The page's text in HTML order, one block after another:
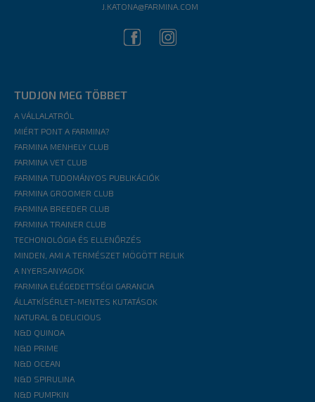
J.KATONA@FARMINA.COM
TUDJON MEG TÖBBET
A VÁLLALATRÓL
MIÉRT PONT A FARMINA?
FARMINA MENHELY CLUB
FARMINA VET CLUB
FARMINA TUDOMÁNYOS PUBLIKÁCIÓK
FARMINA GROOMER CLUB
FARMINA BREEDER CLUB
FARMINA TRAINER CLUB
TECHONOLÓGIA ÉS ELLENŐRZÉS
MINDEN, AMI A TERMÉSZET MÖGÖTT REJLIK
A NYERSANYAGOK
FARMINA ELÉGEDETTSÉGI GARANCIA
ÁLLATKÍSÉRLET-MENTES KUTATÁSOK
NATURAL & DELICIOUS
N&D QUINOA
N&D PRIME
N&D OCEAN
N&D SPIRULINA
N&D PUMPKIN